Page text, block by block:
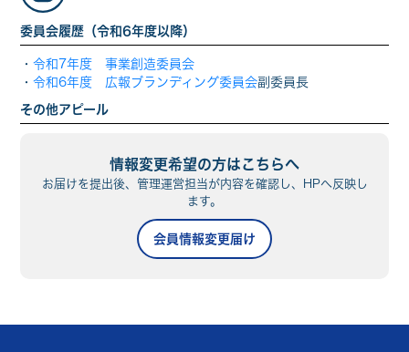
委員会履歴（令和6年度以降）
・ 令和7年度 事業創造委員会
・ 令和6年度 広報ブランディング委員会副委員長
その他アピール
情報変更希望の方はこちらへ
お届けを提出後、管理運営担当が内容を確認し、HPへ反映し
ます。
会員情報変更届け